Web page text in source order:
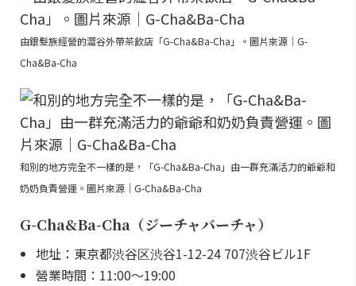
由銀髮族經營的澀谷外帶茶飲店「G-Cha&Ba-Cha」。圖片來源｜G-
Cha&Ba-Cha
和別的地方完全不一樣的是，「G-Cha&Ba-Cha」由一群充滿活力的爺爺和
奶奶負責營運。圖片來源｜G-Cha&Ba-Cha
G-Cha&Ba-Cha（ジーチャバーチャ）
地址：東京都渋谷区渋谷1-12-24 707渋谷ビル1F
營業時間：11:00～19:00